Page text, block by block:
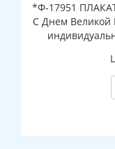
*Ф-17951
С Днем Великой